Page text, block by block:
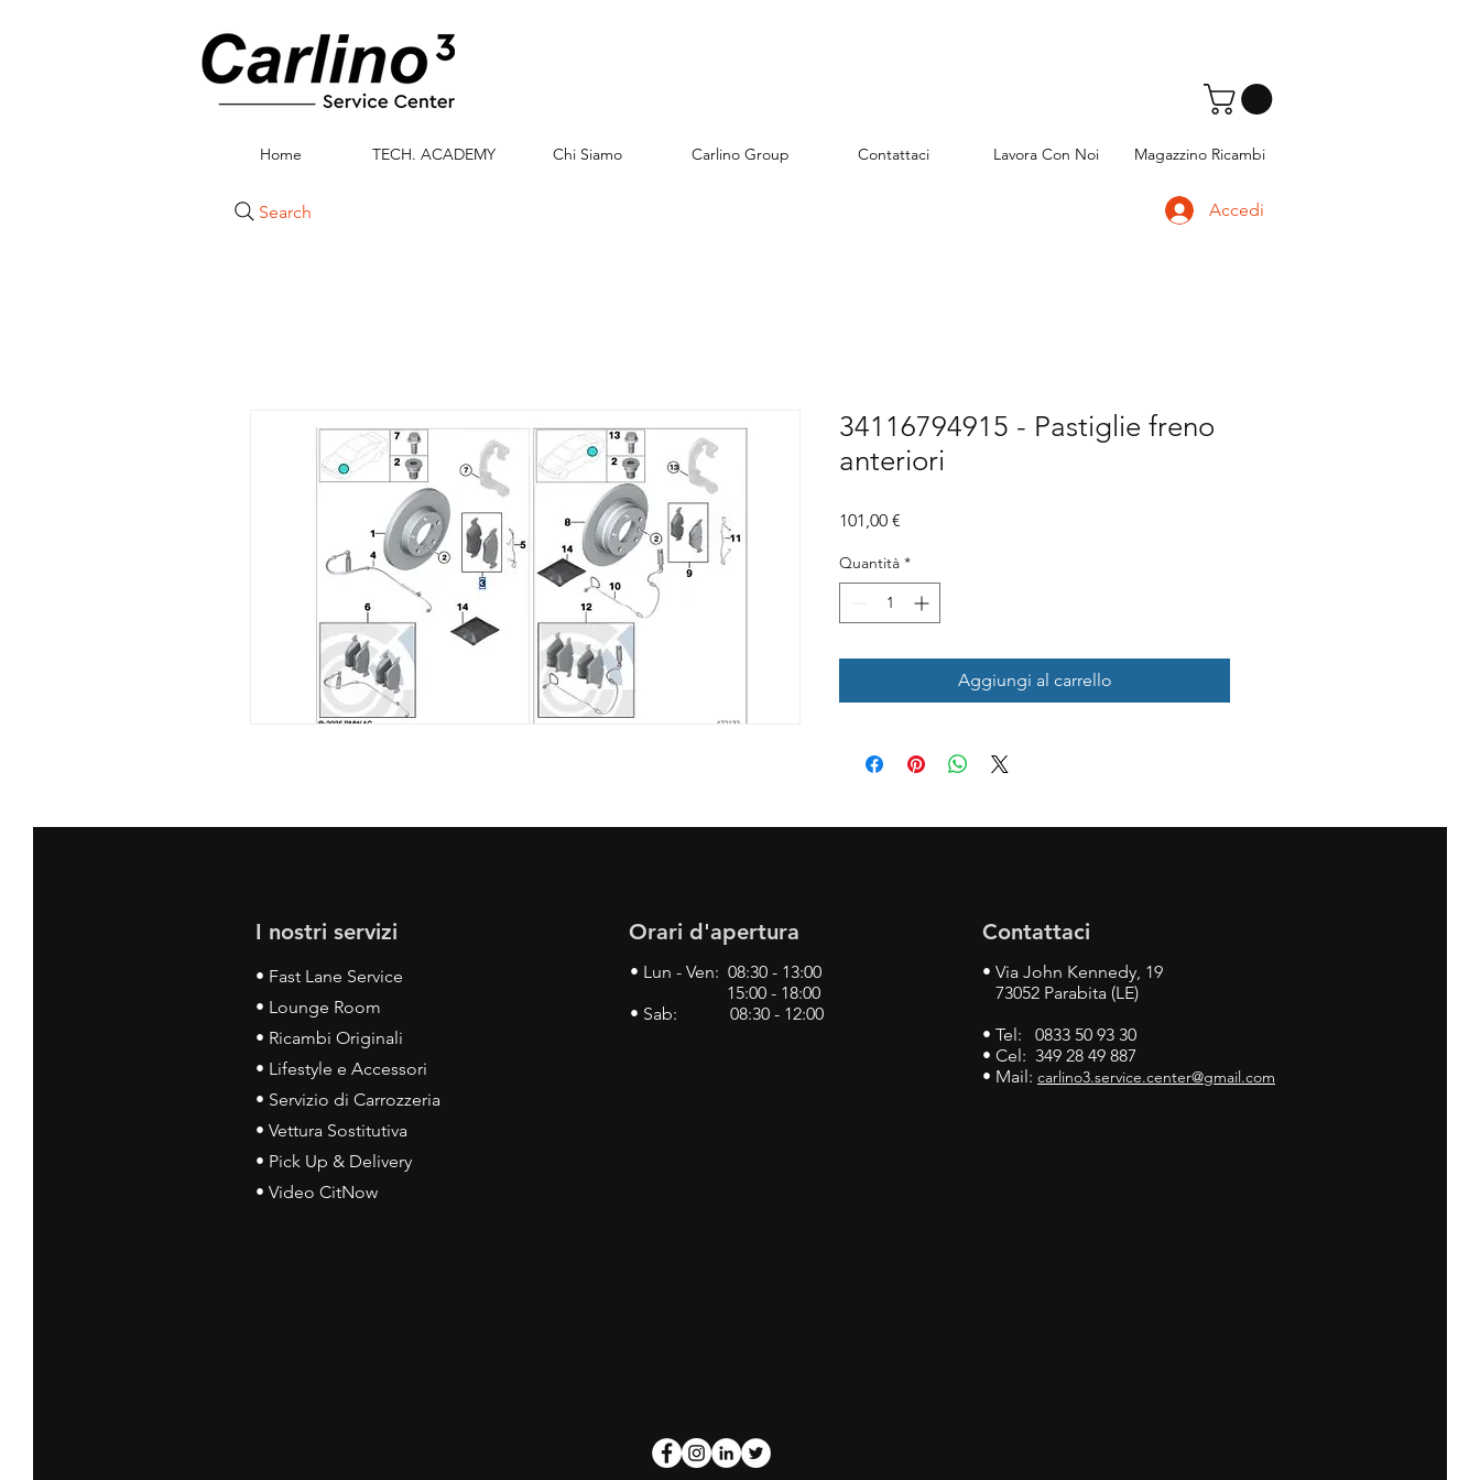
Home TECH. ACADEMY Chi Siamo Carlino Group Contattaci Lavora Con Noi Magazzino Ricambi
Search Accedi
34116794915 - Pastiglie freno
anteriori
101,00 €
Quantità *
Aggiungi al carrello
I nostri servizi
• Fast Lane Service
• Lounge Room
• Ricambi Originali
• Lifestyle e Accessori
• Servizio di Carrozzeria
• Vettura Sostitutiva
• Pick Up & Delivery
• Video CitNow
Orari d'apertura
• Lun - Ven: 08:30 - 13:00
15:00 - 18:00
• Sab: 08:30 - 12:00
Contattaci
• Via John Kennedy, 19
73052 Parabita (LE)
• Tel: 0833 50 93 30
• Cel: 349 28 49 887
• Mail: carlino3.service.center@gmail.com